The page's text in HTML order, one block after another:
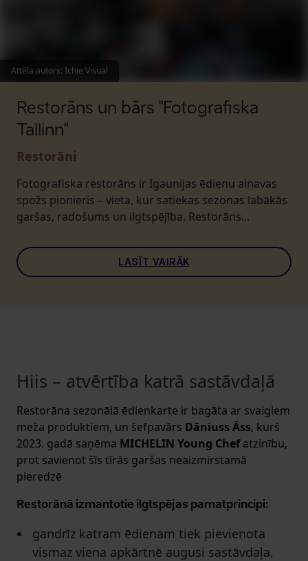
Attēla autors: Ichie Visual
Restorāns un bārs "Fotografiska
Tallinn"
Restorāni
Fotografiska restorāns ir Igaunijas ēdienu ainavas
spožs pionieris – vieta, kur satiekas sezonas labākās
garšas, radošums un ilgtspējība. Restorāns...
LASĪT VAIRĀK
Hiis – atvērtība katrā sastāvdaļā
Restorāna sezonālā ēdienkarte ir bagāta ar svaigiem
meža produktiem, un šefpavārs Dāniuss Āss, kurš
2023. gadā saņēma MICHELIN Young Chefatzinību,
prot savienot šīs tīrās garšas neaizmirstamā
pieredzē
Restorānā izmantotie ilgtspējas pamatprincipi:
gandrīz katram ēdienam tiek pievienota
vismaz viena apkārtnē augusi sastāvdaļa,